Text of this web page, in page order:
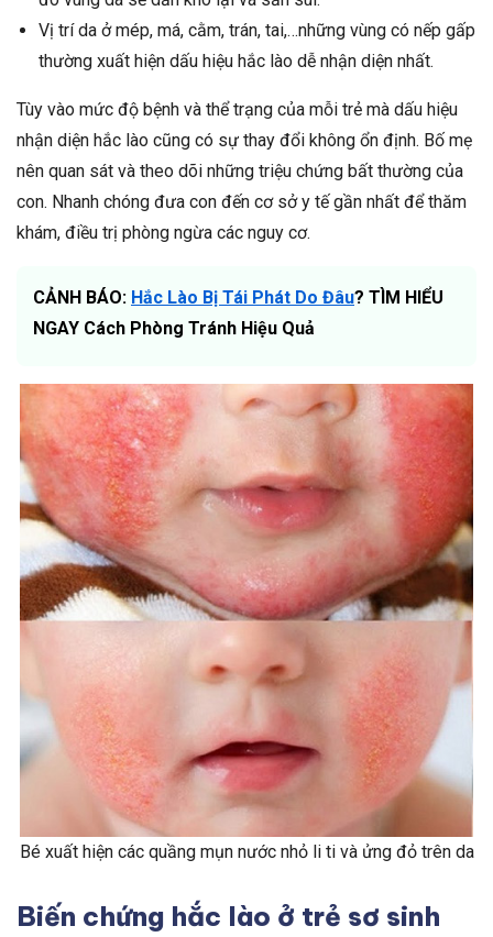
Vị trí da ở mép, má, cằm, trán, tai,…những vùng có nếp gấp
thường xuất hiện dấu hiệu hắc lào dễ nhận diện nhất.
Tùy vào mức độ bệnh và thể trạng của mỗi trẻ mà dấu hiệu
nhận diện hắc lào cũng có sự thay đổi không ổn định. Bố mẹ
nên quan sát và theo dõi những triệu chứng bất thường của
con. Nhanh chóng đưa con đến cơ sở y tế gần nhất để thăm
khám, điều trị phòng ngừa các nguy cơ.
CẢNH BÁO: Hắc Lào Bị Tái Phát Do Đâu? TÌM HIỂU
NGAY Cách Phòng Tránh Hiệu Quả
Bé xuất hiện các quầng mụn nước nhỏ li ti và ửng đỏ trên da
Biến chứng hắc lào ở trẻ sơ sinh